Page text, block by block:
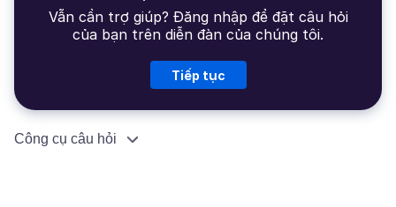
Vẫn cần trợ giúp? Đăng nhập để đặt câu hỏi
của bạn trên diễn đàn của chúng tôi.
Tiếp tục
Công cụ câu hỏi